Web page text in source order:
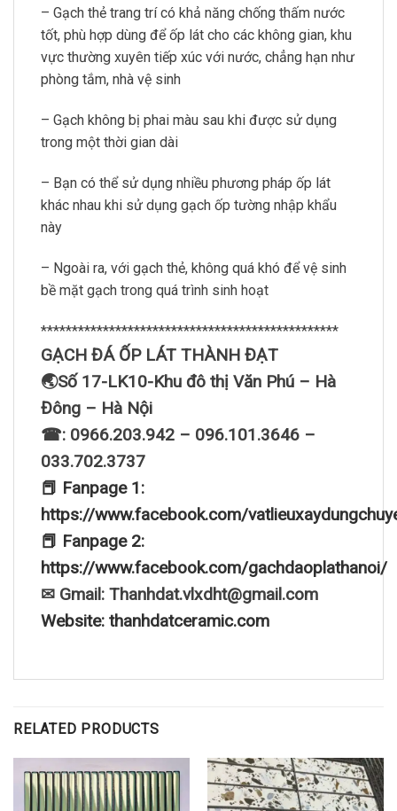
– Gạch thẻ trang trí có khả năng chống thấm nước
tốt, phù hợp dùng để ốp lát cho các không gian, khu
vực thường xuyên tiếp xúc với nước, chẳng hạn như
phòng tắm, nhà vệ sinh
– Gạch không bị phai màu sau khi được sử dụng
trong một thời gian dài
– Bạn có thể sử dụng nhiều phương pháp ốp lát
khác nhau khi sử dụng gạch ốp tường nhập khẩu
này
– Ngoài ra, với gạch thẻ, không quá khó để vệ sinh
bề mặt gạch trong quá trình sinh hoạt
************************************************
GẠCH ĐÁ ỐP LÁT THÀNH ĐẠT
🌏Số 17-LK10-Khu đô thị Văn Phú – Hà
Đông – Hà Nội
☎: 0966.203.942 – 096.101.3646 –
033.702.3737
📕 Fanpage 1:
https://www.facebook.com/
📕 Fanpage 2:
https://www.facebook.com/gachdaoplathanoi/
✉ Gmail: Thanhdat.vlxdht@gmail.com
Website: thanhdatceramic.com
RELATED PRODUCTS